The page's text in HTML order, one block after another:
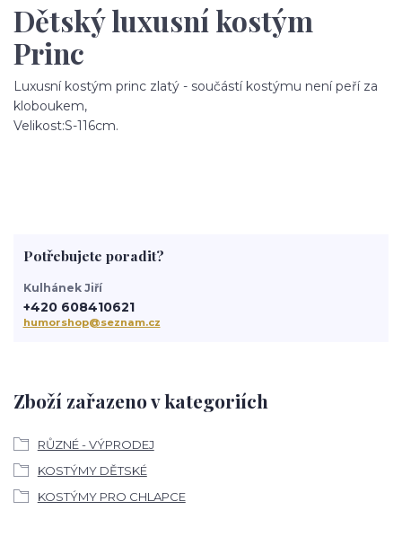
Dětský luxusní kostým
Princ
Luxusní kostým princ zlatý - součástí kostýmu není peří za
kloboukem,
Velikost:S-116cm.
Zboží zařazeno v kategoriích
RŮZNÉ - VÝPRODEJ
KOSTÝMY DĚTSKÉ
KOSTÝMY PRO CHLAPCE
Potřebujete poradit?
Kulhánek Jiří
+420 608410621
humorshop@seznam.cz